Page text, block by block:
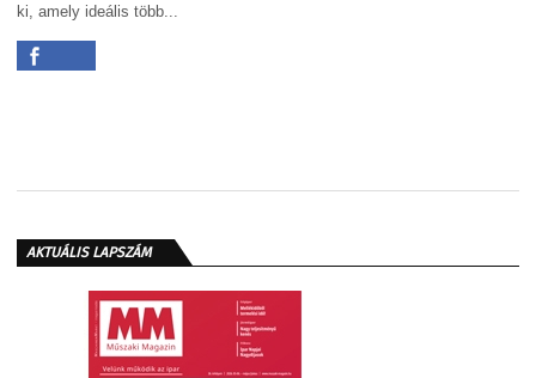
ki, amely ideális több...
AKTUÁLIS LAPSZÁM